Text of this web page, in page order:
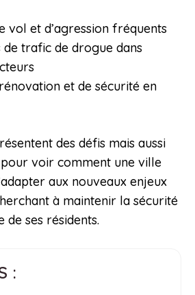
vol et d’agression fréquents
de trafic de drogue dans
et de sécurité en
des défis mais aussi
voir comment une ville
aux nouveaux enjeux
à maintenir la sécurité
de ses résidents.
: